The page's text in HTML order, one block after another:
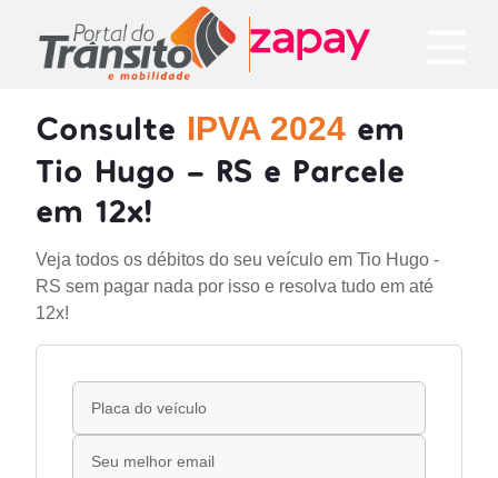
Consulte IPVA 2024 em
Tio Hugo - RS e Parcele
em 12x!
Veja todos os débitos do seu veículo em Tio Hugo -
RS sem pagar nada por isso e resolva tudo em até
12x!